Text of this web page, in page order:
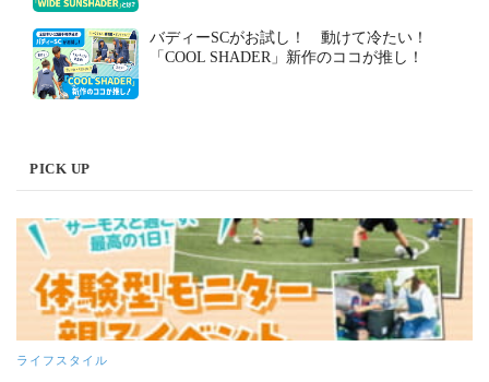
バディーSCがお試し！ 動けて冷たい！
「COOL SHADER」新作のココが推し！
PICK UP
ライフスタイル